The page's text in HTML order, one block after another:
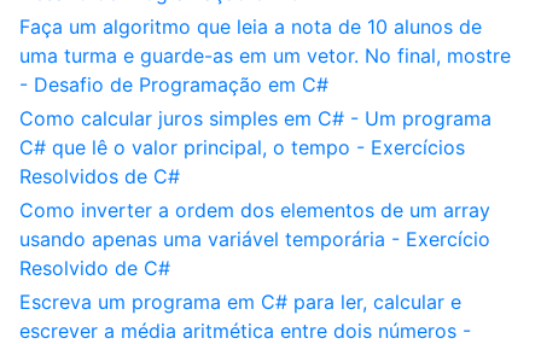
Faça um algoritmo que leia a nota de 10 alunos de
uma turma e guarde-as em um vetor. No final, mostre
- Desafio de Programação em C#
Como calcular juros simples em C# - Um programa
C# que lê o valor principal, o tempo - Exercícios
Resolvidos de C#
Como inverter a ordem dos elementos de um array
usando apenas uma variável temporária - Exercício
Resolvido de C#
Escreva um programa em C# para ler, calcular e
escrever a média aritmética entre dois números -